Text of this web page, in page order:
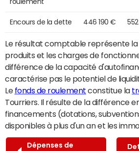
Encours de la dette 446 190 €
Le résultat comptable représente
produits et les charges de
différence de la capacité
caractérise pas le potentiel de
Le fonds de roulement constitue la
Tourriers. Il résulte de la différence
financements (dotations,
disponibles à plus d'un an et les
Dépenses de